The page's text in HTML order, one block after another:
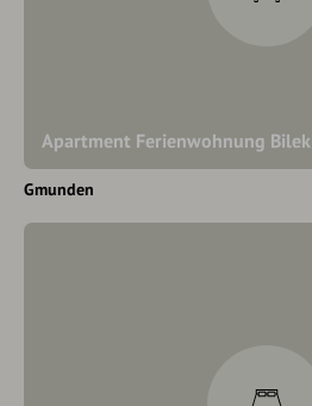
Apartment Ferienwohnung Bilek
Gmunden